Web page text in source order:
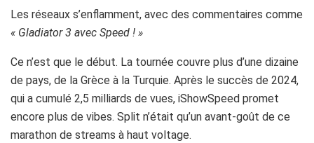
Les réseaux s’enflamment, avec des commentaires comme
« Gladiator 3 avec Speed ! »
Ce n’est que le début. La tournée couvre plus d’une dizaine
de pays, de la Grèce à la Turquie. Après le succès de 2024,
qui a cumulé 2,5 milliards de vues, iShowSpeed promet
encore plus de vibes. Split n’était qu’un avant-goût de ce
marathon de streams à haut voltage.